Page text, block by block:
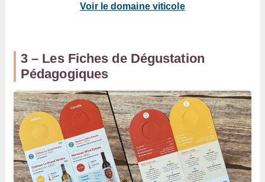
Voir le domaine viticole
3 – Les Fiches de Dégustation
Pédagogiques